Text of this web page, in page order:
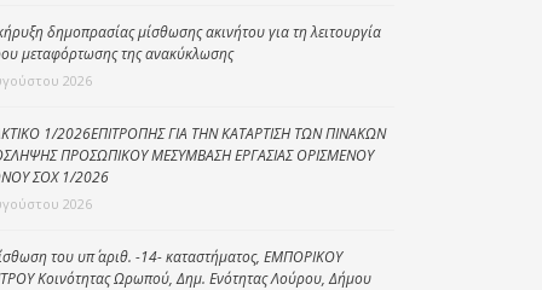
δημοπρασίας μίσθωσης ακινήτου για τη λειτουργία
μεταφόρτωσης της ανακύκλωσης
2026
1/2026ΕΠΙΤΡΟΠΗΣ ΓΙΑ ΤΗΝ ΚΑΤΑΡΤΙΣΗ ΤΩΝ ΠΙΝΑΚΩΝ
ΠΡΟΣΩΠΙΚΟΥ ΜΕΣΥΜΒΑΣΗ ΕΡΓΑΣΙΑΣ ΟΡΙΣΜΕΝΟΥ
ΣΟΧ 1/2026
2026
του υπ΄ αριθ. -14- καταστήματος, ΕΜΠΟΡΙΚΟΥ
Κοινότητας Ωρωπού, Δημ. Ενότητας Λούρου, Δήμου